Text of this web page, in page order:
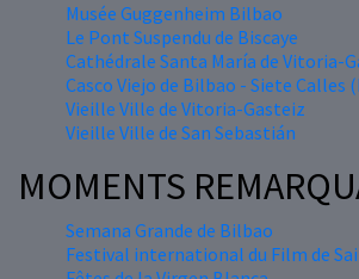
Musée Guggenheim Bilbao
Le Pont Suspendu de Biscaye
Cathédrale Santa María de Vitoria-
Casco Viejo de Bilbao - Siete Calles
Vieille Ville de Vitoria-Gasteiz
Vieille Ville de San Sebastián
MOMENTS
Semana Grande de Bilbao
Festival international du Film de